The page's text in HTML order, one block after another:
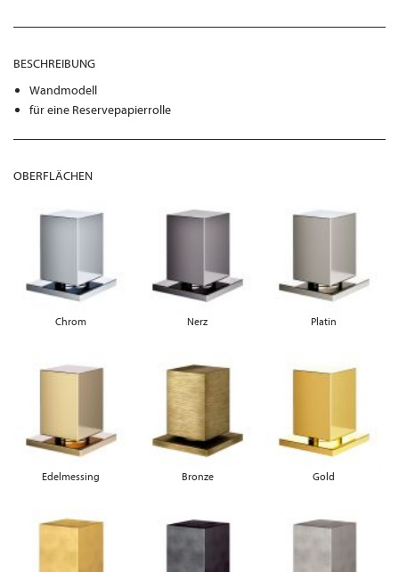
BESCHREIBUNG
Wandmodell
für eine Reservepapierrolle
OBERFLÄCHEN
Chrom Nerz Platin
Edelmessing Bronze Gold